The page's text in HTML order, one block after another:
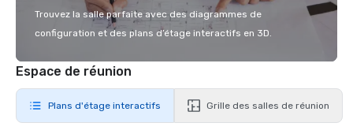
Trouvez la salle parfaite avec des diagrammes de
configuration et des plans d’étage interactifs en 3D.
Espace de réunion
Plans d'étage interactifs Grille des salles de réunion